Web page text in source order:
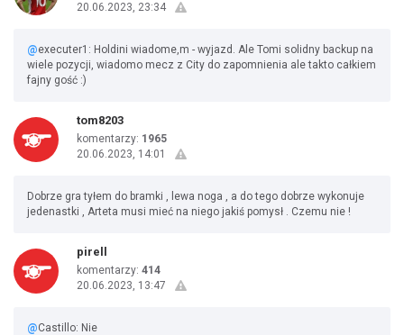
20.06.2023, 23:34
@executer1: Holdini wiadome,m - wyjazd. Ale Tomi solidny backup na
wiele pozycji, wiadomo mecz z City do zapomnienia ale takto całkiem
fajny gość :)
tom8203
komentarzy: 1965
20.06.2023, 14:01
Dobrze gra tyłem do bramki , lewa noga , a do tego dobrze wykonuje
jedenastki , Arteta musi mieć na niego jakiś pomysł . Czemu nie !
pirell
komentarzy: 414
20.06.2023, 13:47
@Castillo: Nie